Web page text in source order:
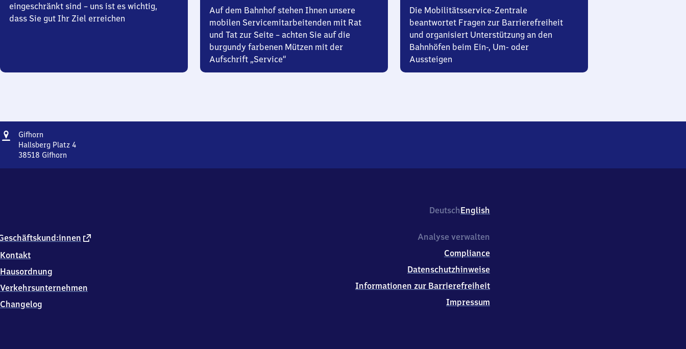
eingeschränkt sind – uns ist es wichtig,
dass Sie gut Ihr Ziel erreichen
Auf dem Bahnhof stehen Ihnen unsere
mobilen Servicemitarbeitenden mit Rat
und Tat zur Seite – achten Sie auf die
burgundy farbenen Mützen mit der
Aufschrift „Service“
Die Mobilitätsservice-Zentrale
beantwortet Fragen zur Barrierefreiheit
und organisiert Unterstützung an den
Bahnhöfen beim Ein-, Um- oder
Aussteigen
Adresse
Gifhorn
Hallsberg Platz 4
38518 Gifhorn
1
Gifhorn
DeutschEnglish
externer
Kontakt
Hausordnung
Verkehrsunternehmen
Changelog
Analyse verwalten
Compliance
Datenschutzhinweise
Informationen zur Barrierefreiheit
Impressum